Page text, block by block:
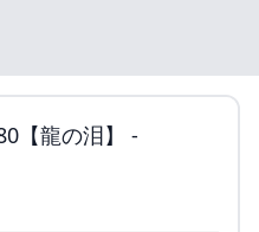
ン
【龍の泪】 -